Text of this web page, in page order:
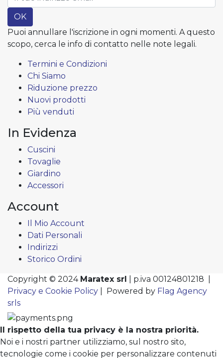
OK
Puoi annullare l'iscrizione in ogni momenti. A questo
scopo, cerca le info di contatto nelle note legali.
Termini e Condizioni
Chi Siamo
Riduzione prezzo
Nuovi prodotti
Più venduti
In Evidenza
Cuscini
Tovaglie
Giardino
Accessori
Account
Il Mio Account
Dati Personali
Indirizzi
Storico Ordini
Copyright © 2024 Maratex srl | p.iva 00124801218 |
Privacy e Cookie Policy | Powered by Flag Agency
srls
Il rispetto della tua privacy è la nostra priorità.
Noi e i nostri partner utilizziamo, sul nostro sito,
tecnologie come i cookie per personalizzare contenuti